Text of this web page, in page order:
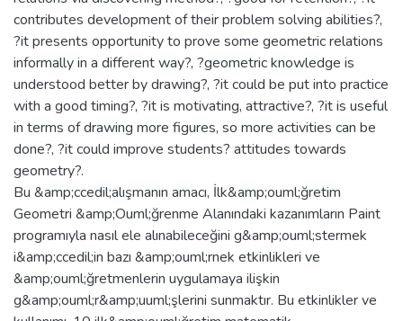
contributes development of their problem solving abilities?,
?it presents opportunity to prove some geometric relations
informally in a different way?, ?geometric knowledge is
understood better by drawing?, ?it could be put into practice
with a good timing?, ?it is motivating, attractive?, ?it is useful
in terms of drawing more figures, so more activities can be
done?, ?it could improve students? attitudes towards
geometry?.
Bu &amp;ccedil;alışmanın amacı, İlk&amp;ouml;ğretim
Geometri &amp;Ouml;ğrenme Alanındaki kazanımların Paint
programıyla nasıl ele alınabileceğini g&amp;ouml;stermek
i&amp;ccedil;in bazı &amp;ouml;rnek etkinlikleri ve
&amp;ouml;ğretmenlerin uygulamaya ilişkin
g&amp;ouml;r&amp;uuml;şlerini sunmaktır. Bu etkinlikler ve